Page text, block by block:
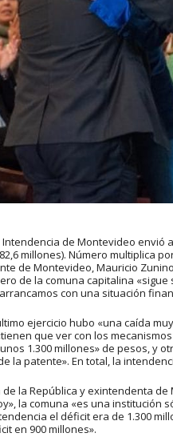
de Montevideo envió
millones). Número multiplica
de Montevideo, Mauricio
de la comuna capitalina
con una situación
ejercicio hubo «una caída
que ver con los
1.300 millones» de pesos, y
la patente». En total, la
la República y exintendenta
la comuna «es una institución
el déficit era de 1.300
en 900 millones».